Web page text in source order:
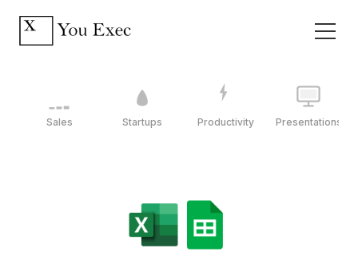
Sales Startups Productivity Presentations